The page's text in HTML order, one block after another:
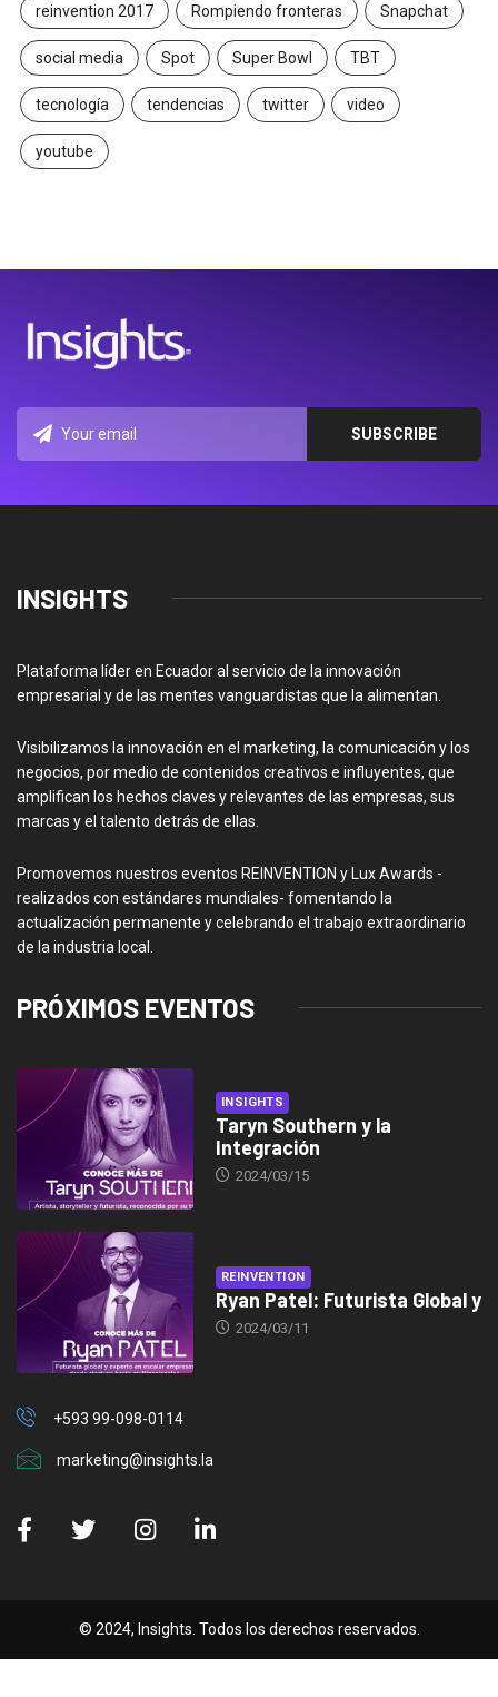
reinvention 2017 Rompiendo fronteras Snapchat
social media Spot Super Bowl TBT
tecnología tendencias twitter video
youtube
INSIGHTS
Plataforma líder en Ecuador al servicio de la innovación
empresarial y de las mentes vanguardistas que la alimentan.
Visibilizamos la innovación en el marketing, la comunicación y los
negocios, por medio de contenidos creativos e influyentes, que
amplifican los hechos claves y relevantes de las empresas, sus
marcas y el talento detrás de ellas.
Promovemos nuestros eventos REINVENTION y Lux Awards -
realizados con estándares mundiales- fomentando la
actualización permanente y celebrando el trabajo extraordinario
de la industria local.
PRÓXIMOS EVENTOS
INSIGHTS
Taryn Southern y la
Integración
2024/03/15
REINVENTION
Ryan Patel: Futurista Global y
2024/03/11
+593 99-098-0114
marketing@insights.la
© 2024, Insights. Todos los derechos reservados.